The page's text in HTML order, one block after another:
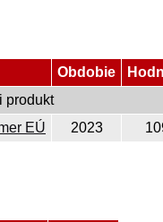
Obdobie
produkt
EÚ
2023